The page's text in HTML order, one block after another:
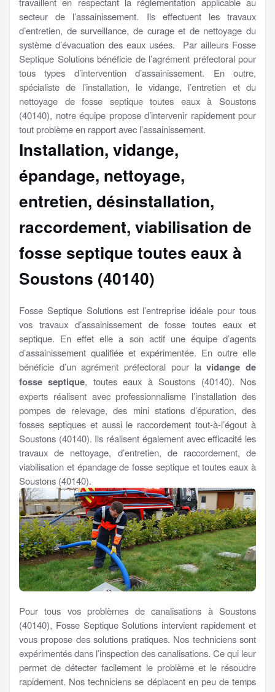
secteur de l’assainissement. Ils effectuent les travaux
d’entretien, de surveillance, de curage et de nettoyage du
système d’évacuation des eaux usées. Par ailleurs Fosse
Septique Solutions bénéficie de l’agrément préfectoral pour
tous types d’intervention d’assainissement. En outre,
spécialiste de l’installation, le vidange, l’entretien et du
nettoyage de fosse septique toutes eaux à Soustons
(40140), notre équipe propose d’intervenir rapidement pour
tout problème en rapport avec l’assainissement.
Installation, vidange,
épandage, nettoyage,
entretien, désinstallation,
raccordement, viabilisation de
fosse septique toutes eaux à
Soustons (40140)
Fosse Septique Solutions est l’entreprise idéale pour tous
vos travaux d’assainissement de fosse toutes eaux et
septique. En effet elle a son actif une équipe d’agents
d’assainissement qualifiée et expérimentée. En outre elle
bénéficie d’un agrément préfectoral pour lavidange de
fosse septique, toutes eaux à Soustons (40140). Nos
experts réalisent avec professionnalisme l’installation des
pompes de relevage, des mini stations d’épuration, des
fosses septiques et aussi le raccordement tout-à-l’égout à
Soustons (40140). Ils réalisent également avec efficacité les
travaux de nettoyage, d’entretien, de raccordement, de
viabilisation et épandage de fosse septique et toutes eaux à
Soustons (40140).
Pour tous vos problèmes de canalisations à Soustons
(40140), Fosse Septique Solutions intervient rapidement et
vous propose des solutions pratiques. Nos techniciens sont
expérimentés dans l’inspection des canalisations. Ce qui leur
permet de détecter facilement le problème et le résoudre
rapidement. Nos techniciens se déplacent en peu de temps